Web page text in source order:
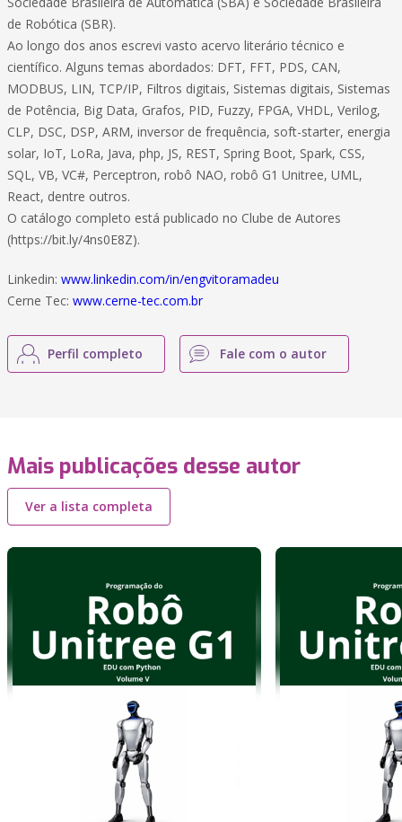
de Robótica (SBR).
Ao longo dos anos escrevi vasto acervo literário técnico e
científico. Alguns temas abordados: DFT, FFT, PDS, CAN,
MODBUS, LIN, TCP/IP, Filtros digitais, Sistemas digitais, Sistemas
de Potência, Big Data, Grafos, PID, Fuzzy, FPGA, VHDL, Verilog,
CLP, DSC, DSP, ARM, inversor de frequência, soft-starter, energia
solar, IoT, LoRa, Java, php, JS, REST, Spring Boot, Spark, CSS,
SQL, VB, VC#, Perceptron, robô NAO, robô G1 Unitree, UML,
React, dentre outros.
O catálogo completo está publicado no Clube de Autores
(https://bit.ly/4ns0E8Z).
Linkedin: www.linkedin.com/in/engvitoramadeu
Cerne Tec: www.cerne-tec.com.br
Perfil completo Fale com o autor
Mais publicações desse autor
Ver a lista completa